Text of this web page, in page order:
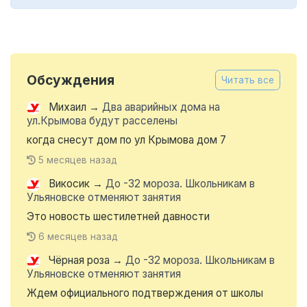
Обсуждения Читать все
Михаил → Два аварийных дома на
ул.Крымова будут расселены
когда снесут дом по ул Крымова дом 7
5 месяцев назад
Викосик → До -32 мороза. Школьникам в
Ульяновске отменяют занятия
Это новость шестилетней давности
6 месяцев назад
Чёрная роза → До -32 мороза. Школьникам в
Ульяновске отменяют занятия
Ждем официального подтверждения от школы